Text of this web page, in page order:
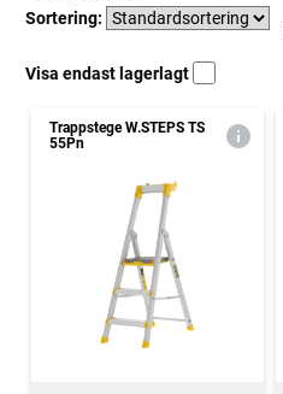
Sortering:
Visa endast lagerlagt
Trappstege W.STEPS TS
55Pn